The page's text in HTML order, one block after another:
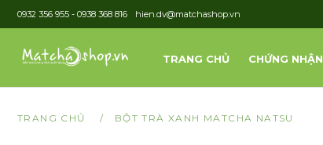
0932 356 955 - 0938 368 816 hien.dv@matchashop.vn
TRANG CHỦ CHỨNG NHẬN
TRANG CHỦ / BỘT TRÀ XANH MATCHA NATSU